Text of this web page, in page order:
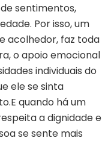
sentimentos,
Por isso, um
acolhedor, faz toda
o apoio emocional
individuais do
ele se sinta
quando há um
a dignidade e
se sente mais